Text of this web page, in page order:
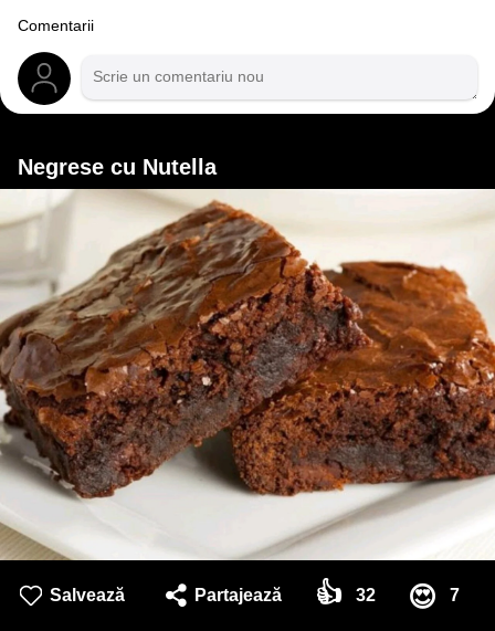
Comentarii
Negrese cu Nutella
Salvează Partajează 👍 32 😍 7